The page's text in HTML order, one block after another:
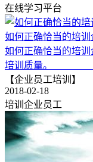
在线学习平台
如何正确恰当的培训
如何正确恰当的培
培训质量。
【企业员工培训】
2018-02-18
培训企业员工